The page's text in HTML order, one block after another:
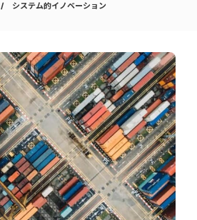
システム的イノベーション